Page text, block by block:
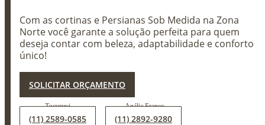
X
Com as cortinas e Persianas Sob Medida na Zona
Norte você garante a solução perfeita para quem
deseja contar com beleza, adaptabilidade e conforto
único!
SOLICITAR ORÇAMENTO
(11) 2589-0585 (11) 2892-9280